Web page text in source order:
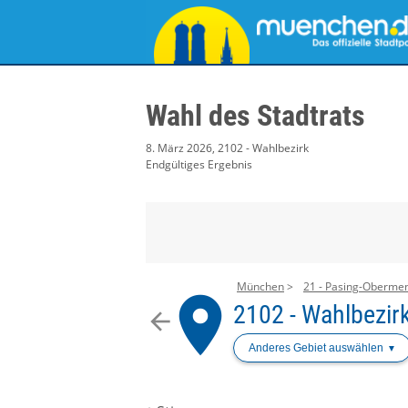
Wahl des Stadtrats
8. März 2026, 2102 - Wahlbezirk
Endgültiges Ergebnis
arrow_backplace
München 21 - Pasing-
2102 -
Anderes Gebiet auswählen